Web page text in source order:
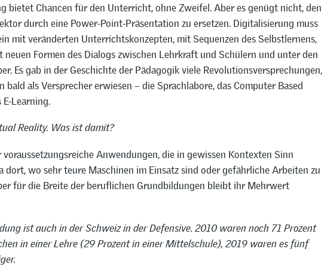
bietet Chancen für den Unterricht, ohne Zweifel. Aber es genügt nicht, den
durch eine Power-Point-Präsentation zu ersetzen. Digitalisierung muss
mit veränderten Unterrichtskonzepten, mit Sequenzen des Selbstlernens,
neuen Formen des Dialogs zwischen Lehrkraft und Schülern und unter den
Es gab in der Geschichte der Pädagogik viele Revolutionsversprechungen,
bald als Versprecher erwiesen – die Sprachlabore, das Computer Based
E-Learning.
Reality. Was ist damit?
voraussetzungsreiche Anwendungen, die in gewissen Kontexten Sinn
dort, wo sehr teure Maschinen im Einsatz sind oder gefährliche Arbeiten zu
für die Breite der beruflichen Grundbildungen bleibt ihr Mehrwert
ist auch in der Schweiz in der Defensive. 2010 waren noch 71 Prozent
in einer Lehre (29 Prozent in einer Mittelschule), 2019 waren es fünf